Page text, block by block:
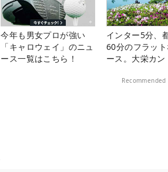
今年も男女プロが強い
「キャロウェイ」のニュ
ース一覧はこちら！
インター5分、
60分のフラッ
ース。大栄カ
Recommended